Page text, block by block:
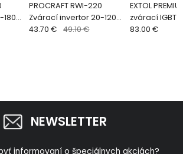
PROCRAFT RWI-220
Zvárací invertor 20-120A
RWI-220
43.70 € 49.10 €
EXTOL
zvárací IGBT
elektródy
83.00 €
NEWSLETTER
informovaní o špeciálnych akciách?